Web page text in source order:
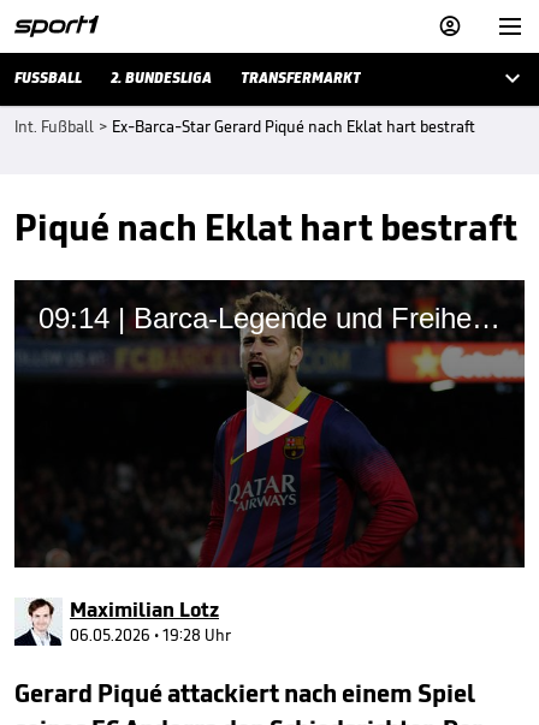


FUSSBALL 2. BUNDESLIGA TRANSFERMARKT 
Int. Fußball > Ex-Barca-Star Gerard Piqué nach Eklat hart bestraft
Piqué nach Eklat hart bestraft
09:14 | Barca-Legende und Freiheitskämpfer: Wie gut war eigentlich Gerard Pique?
seconds
of
9
minutes,
seconds
Maximilian Lotz
06.05.2026 • 19:28 Uhr
Gerard Piqué attackiert nach einem Spiel